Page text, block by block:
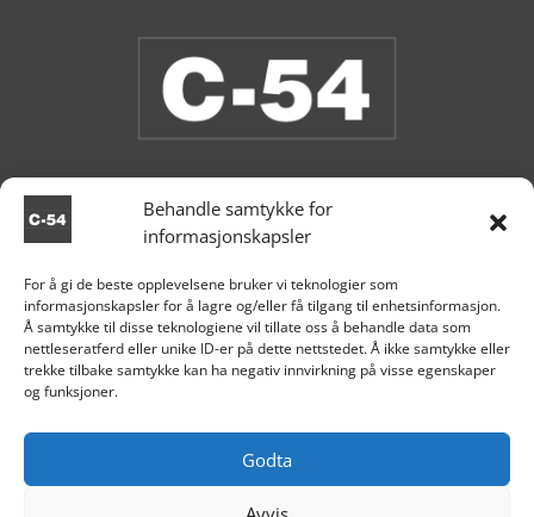
Behandle samtykke for
informasjonskapsler
For å gi de beste opplevelsene bruker vi teknologier som
informasjonskapsler for å lagre og/eller få tilgang til enhetsinformasjon.
Å samtykke til disse teknologiene vil tillate oss å behandle data som
nettleseratferd eller unike ID-er på dette nettstedet. Å ikke samtykke eller
trekke tilbake samtykke kan ha negativ innvirkning på visse egenskaper
og funksjoner.
Godta

Aksdal

+47 995 81 519
 post@c54.no
Org nr. 915 859 313